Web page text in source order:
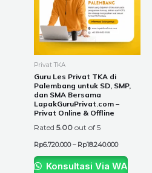
Privat TKA
Guru Les Privat TKA di
Palembang untuk SD, SMP,
dan SMA Bersama
LapakGuruPrivat.com –
Privat Online & Offline
Rated 5.00 out of 5
Rp6.720.000 – Rp18.240.000
variants.
The
on
Konsultasi Via WA